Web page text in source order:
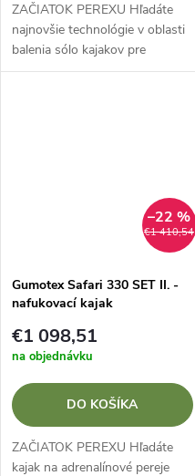
ZAČIATOK PEREXU Hľadáte
najnovšie technológie v oblasti
balenia sólo kajakov pre
športové výkony?Zvýhodnený
€1 410,54
–22 %
Gumotex Safari 330 SET II. -
nafukovací kajak
€1 098,51
na objednávku
DO KOŠÍKA
ZAČIATOK PEREXU Hľadáte
kajak na adrenalínové pereje